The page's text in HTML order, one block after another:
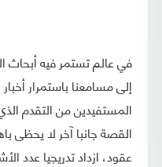
في عالم تستمر فيه أبحاث
إلى مسامعنا باستمرار
المستفيدين من التقدم
القصة جانبا آخر لا يحظى
عقود، ازداد تدريجيا